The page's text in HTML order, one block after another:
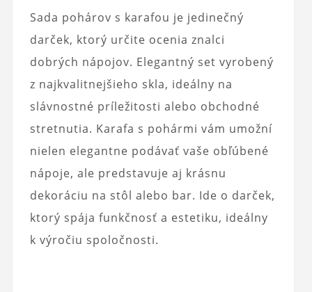
Sada pohárov s karafou je jedinečný
darček, ktorý určite ocenia znalci
dobrých nápojov. Elegantný set vyrobený
z najkvalitnejšieho skla, ideálny na
slávnostné príležitosti alebo obchodné
stretnutia. Karafa s pohármi vám umožní
nielen elegantne podávať vaše obľúbené
nápoje, ale predstavuje aj krásnu
dekoráciu na stôl alebo bar. Ide o darček,
ktorý spája funkčnosť a estetiku, ideálny
k výročiu spoločnosti.